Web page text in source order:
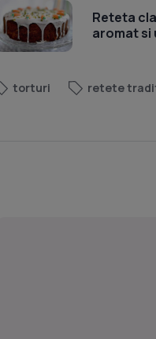
Reteta
aromat si
torturi retete